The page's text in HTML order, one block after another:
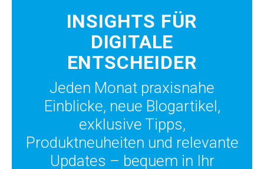
INSIGHTS FÜR
DIGITALE
ENTSCHEIDER
Jeden Monat praxisnahe
Einblicke, neue Blogartikel,
exklusive Tipps,
Produktneuheiten und relevante
Updates – bequem in Ihr